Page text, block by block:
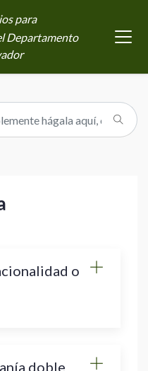
para
Departamento
o
doble